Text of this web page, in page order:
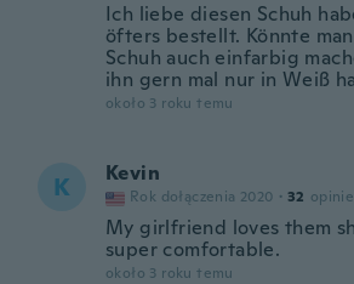
Ich liebe diesen Schuh
öfters bestellt. Könnte
Schuh auch einfarbig
ihn gern mal nur in Weiß
około 3 roku temu
K Kevin
Rok dołączenia 2020 · 32 opinie
My girlfriend loves them
super comfortable.
około 3 roku temu